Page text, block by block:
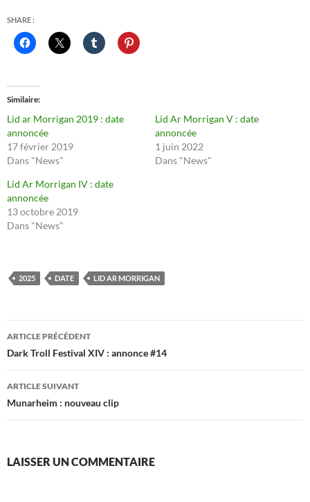
SHARE :
Similaire
Lid ar Morrigan 2019 : date
annoncée
17 février 2019
Dans "News"
Lid Ar Morrigan V : date
annoncée
1 juin 2022
Dans "News"
Lid Ar Morrigan IV : date
annoncée
13 octobre 2019
Dans "News"
2025 DATE LID AR MORRIGAN
Navigation
des
articles
ARTICLE PRÉCÉDENT
Dark Troll Festival XIV : annonce #14
ARTICLE SUIVANT
Munarheim : nouveau clip
LAISSER UN COMMENTAIRE